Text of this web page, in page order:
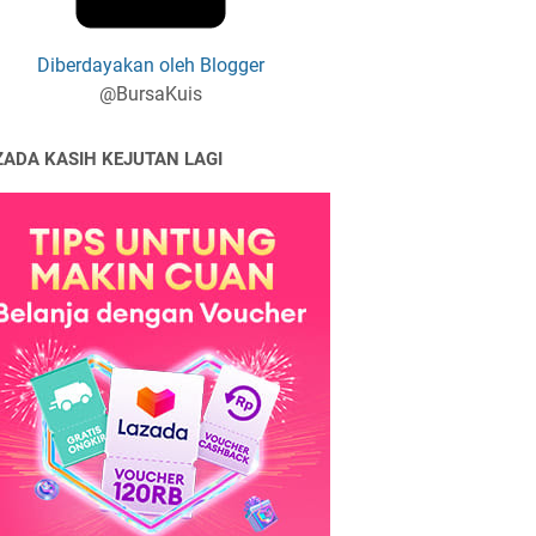
Diberdayakan oleh Blogger
@BursaKuis
KASIH KEJUTAN LAGI